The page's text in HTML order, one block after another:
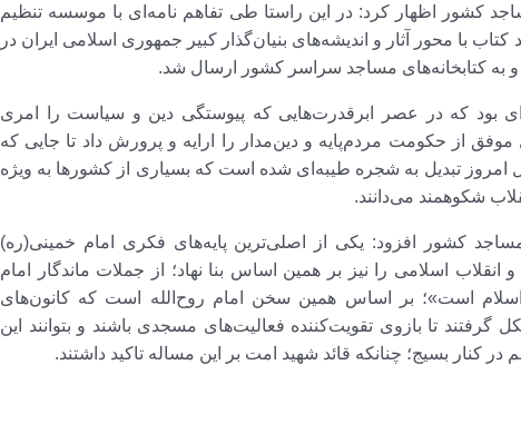
کشور اظهار کرد: در این راستا طی تفاهم نامه‌ای با موسسه تنظیم
امام خمینی (ره)، تعداد ۱۱ هزار و ۱۰۰ جلد کتاب با محور آثار و اندیشه‌های بنیان‌گذار کبیر جمهوری اسلامی ایران در
بود که در عصر ابرقدرت‌هایی که پیوستگی دین و سیاست را امری
موفق از حکومت مردم‌پایه و دین‌مدار را ارایه و پرورش داد تا جایی که
تبدیل به شجره طیبه‌ای شده است که بسیاری از کشورها به ویژه
شکوهمند می‌دانند.
کشور افزود: یکی از اصلی‌ترین پایه‌های فکری امام خمینی(ره)
اسلامی را نیز بر همین اساس بنا نهاد؛ از جملات ماندگار امام
است»؛ بر اساس همین سخن امام روح‌الله است که کانون‌های
تا بازوی تقویت‌کننده فعالیت‌های مسجدی باشند و بتوانند این
کنار بسیج؛ چنانکه قائد شهید امت بر این مساله تاکید داشتند.